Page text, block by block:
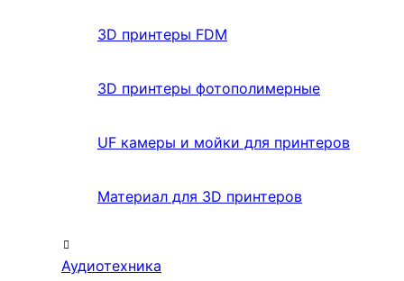
3D принтеры FDM
3D принтеры фотополимерные
UF камеры и мойки для принтеров
Материал для 3D принтеров
Аудиотехника